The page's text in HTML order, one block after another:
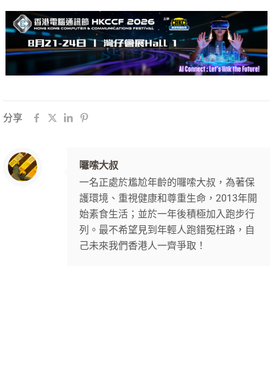
分享
囉嗦大叔
一名正處於尷尬年齡的囉嗦大叔，為著保
護環境、重視健康和尊重生命，2013年開
始素食生活；並於一年後積極加入跑步行
列。最不希望見到年輕人跑錯冤枉路，自
己未來我們香港人一齊爭取！